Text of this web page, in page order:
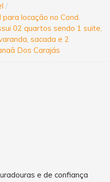
locação no Cond.
02 quartos sendo 1 suite,
sacada e 2
Dos Carajás
e de confiança